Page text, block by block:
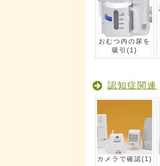
おむつ内の尿を
吸引 (1)
認知症関連
カメラで確認(1)